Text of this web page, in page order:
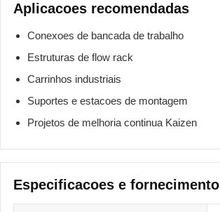
Aplicacoes recomendadas
Conexoes de bancada de trabalho
Estruturas de flow rack
Carrinhos industriais
Suportes e estacoes de montagem
Projetos de melhoria continua Kaizen
Especificacoes e fornecimento